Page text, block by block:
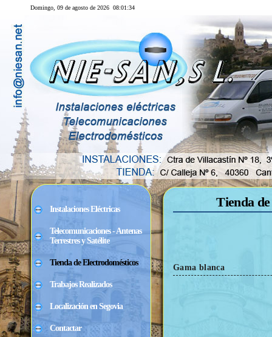
Domingo, 09 de agosto de 2026 08:01:35
Instalaciones Eléctricas
Telecomunicaciones - Antenas
Terrestres y Satélite
Tienda de Electrodomésticos
Trabajos Realizados
Localización en Segovia
Contactar
Tienda
Gama blanca